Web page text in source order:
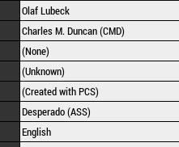
Olaf Lubeck
Charles M. Duncan (CMD)
(None)
(Unknown)
(Created with PCS)
Desperado (ASS)
English